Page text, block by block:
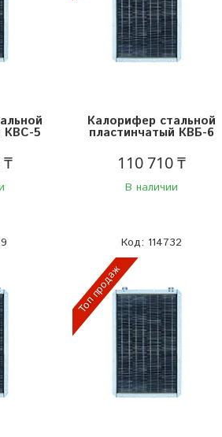
КВС-5
₸
Калорифер стальной
пластинчатый КВБ-6
110 710 ₸
В наличии
114732
Топ продаж